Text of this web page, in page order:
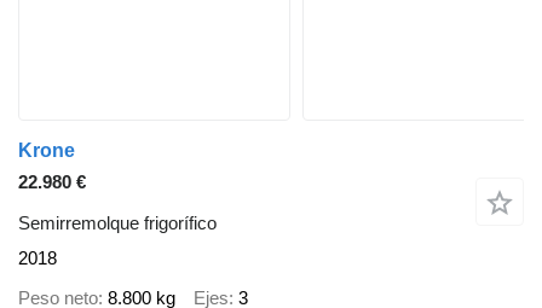
Krone
22.980 €
Semirremolque frigorífico
2018
Peso neto 8.800 kg Ejes 3